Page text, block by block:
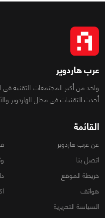
عرب هاردوير
واحد من أكبر المجتمعات التقنية
أحدث التقنيات فى مجال الهاردوير
القائمة
عن عرب هاردوير
اتصل بنا
خريطة الموقع
هواتف
السياسة التحريرية